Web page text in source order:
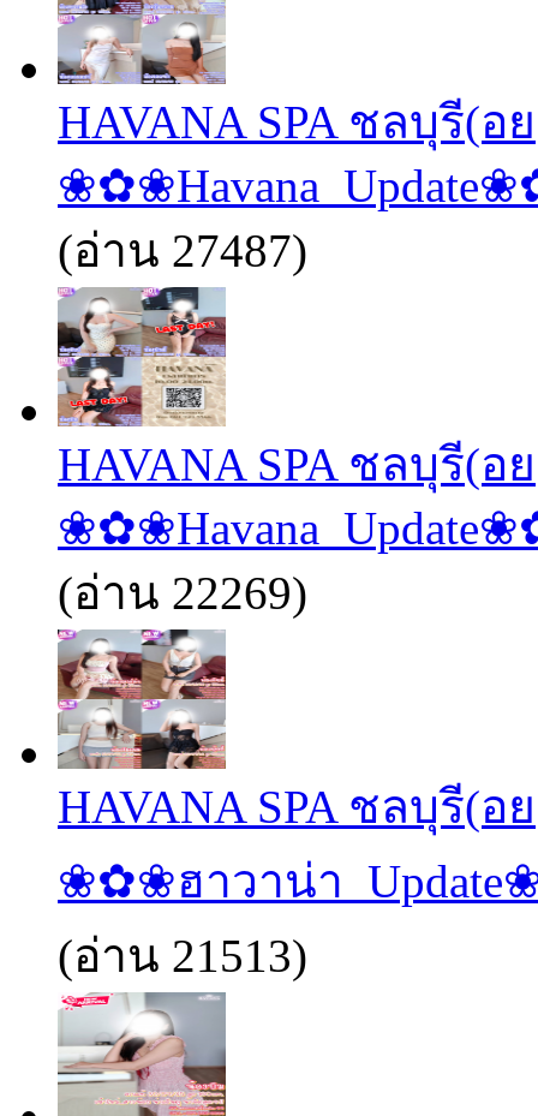
HAVANA SPA ชลบุรี(อย
(อ่าน 27487)
HAVANA SPA ชลบุรี(อย
(อ่าน 22269)
HAVANA SPA ชลบุรี(อย
❀✿❀ฮาวาน่า
(อ่าน 21513)